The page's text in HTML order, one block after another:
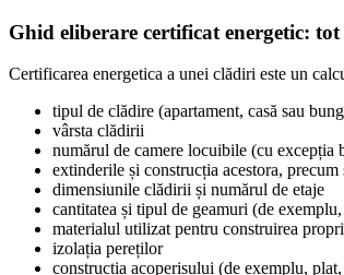
Ghid eliberare certificat energetic: tot
Certificarea energetica a unei clădiri este un
tipul de clădire (apartament, casă sau
vârsta clădirii
numărul de camere locuibile (cu
extinderile și construcția acestora, precum
dimensiunile clădirii și numărul de etaje
cantitatea și tipul de geamuri (de
materialul utilizat pentru construirea
izolația pereților
construcția acoperișului (de exemplu,